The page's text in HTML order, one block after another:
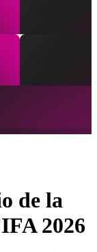
de la
2026